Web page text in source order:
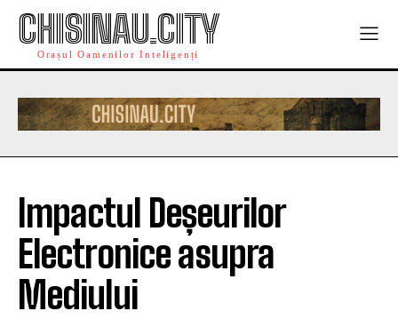
CHISINAU.CITY
Orașul Oamenilor Inteligenți
Impactul Deșeurilor
Electronice asupra
Mediului